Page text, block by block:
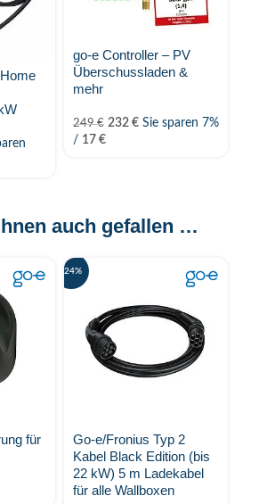
go-e Controller – PV
Überschussladen &
mehr
249€ 232 € Sie sparen 7%
/ 17 €
auch gefallen …
für
-24%
Go-e/Fronius Typ 2
Kabel Black Edition (bis
22 kW) 5 m Ladekabel
für alle Wallboxen